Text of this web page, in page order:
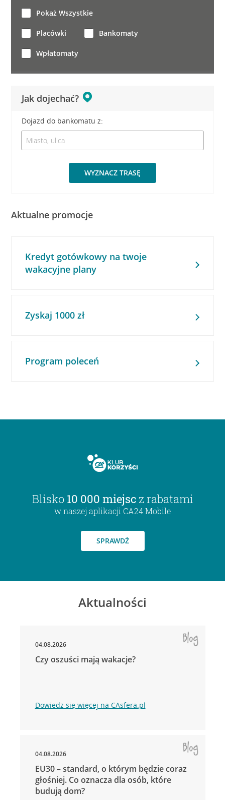
Jak dojechać?
Dojazd do bankomatu z:
WYZNACZ TRASĘ
Pokaż Wszystkie
Placówki Bankomaty
Wpłatomaty
Aktualne promocje
Kredyt gotówkowy na twoje
wakacyjne plany
Zyskaj 1000 zł
Program poleceń
Blisko 10 000 miejsc z rabatami
w naszej aplikacji CA24 Mobile
SPRAWDŹ
Aktualności
04.08.2026
Czy oszuści mają wakacje?
Dowiedz się więcej na CAsfera.pl
04.08.2026
EU30 – standard, o którym będzie coraz
głośniej. Co oznacza dla osób, które
budują dom?